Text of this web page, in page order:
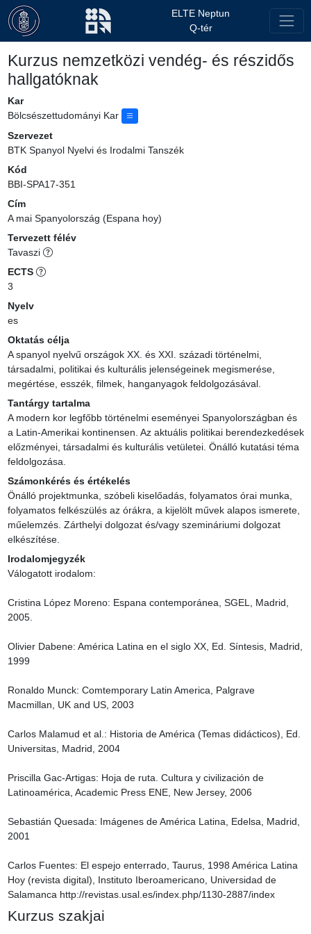
ELTE Neptun
Q-tér
Kurzus nemzetközi vendég- és részidős
hallgatóknak
Kar
Bölcsészettudományi Kar
Szervezet
BTK Spanyol Nyelvi és Irodalmi Tanszék
Kód
BBI-SPA17-351
Cím
A mai Spanyolország (Espana hoy)
Tervezett félév
Tavaszi
ECTS
3
Nyelv
es
Oktatás célja
A spanyol nyelvű országok XX. és XXI. századi történelmi,
társadalmi, politikai és kulturális jelenségeinek megismerése,
megértése, esszék, filmek, hanganyagok feldolgozásával.
Tantárgy tartalma
A modern kor legfőbb történelmi eseményei Spanyolországban és
a Latin-Amerikai kontinensen. Az aktuális politikai berendezkedések
előzményei, társadalmi és kulturális vetületei. Önálló kutatási téma
feldolgozása.
Számonkérés és értékelés
Önálló projektmunka, szóbeli kiselőadás, folyamatos órai munka,
folyamatos felkészülés az órákra, a kijelölt művek alapos ismerete,
műelemzés. Zárthelyi dolgozat és/vagy szemináriumi dolgozat
elkészítése.
Irodalomjegyzék
Válogatott irodalom:
Cristina López Moreno: Espana contemporánea, SGEL, Madrid,
2005.
Olivier Dabene: América Latina en el siglo XX, Ed. Síntesis, Madrid,
1999
Ronaldo Munck: Comtemporary Latin America, Palgrave
Macmillan, UK and US, 2003
Carlos Malamud et al.: Historia de América (Temas didácticos), Ed.
Universitas, Madrid, 2004
Priscilla Gac-Artigas: Hoja de ruta. Cultura y civilización de
Latinoamérica, Academic Press ENE, New Jersey, 2006
Sebastián Quesada: Imágenes de América Latina, Edelsa, Madrid,
2001
Carlos Fuentes: El espejo enterrado, Taurus, 1998 América Latina
Hoy (revista digital), Instituto Iberoamericano, Universidad de
Salamanca http://revistas.usal.es/index.php/1130-2887/index
Kurzus szakjai